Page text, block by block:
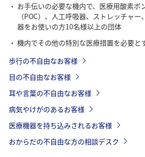
お手伝いの必要な機内で、医療用酸素ボ
（POC）、人工呼吸器、ストレッチャ
器をお使いの方10名様以上の団体
機内でその他の特別な医療措置を必要と
歩行の不自由なお客様
目の不自由なお客様
耳や言葉の不自由なお客様
病気やけがのあるお客様
医療機器を持ち込みされるお客様
おからだの不自由な方の相談デスク